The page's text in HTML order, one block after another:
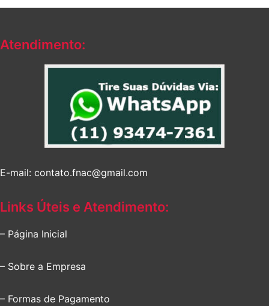
Atendimento:
E-mail: contato.fnac@gmail.com
Links Úteis e Atendimento:
– Página Inicial
– Sobre a Empresa
– Formas de Pagamento